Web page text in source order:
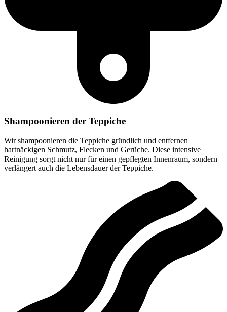
Shampoonieren der Teppiche
Wir shampoonieren die Teppiche gründlich und entfernen
hartnäckigen Schmutz, Flecken und Gerüche. Diese intensive
Reinigung sorgt nicht nur für einen gepflegten Innenraum, sondern
verlängert auch die Lebensdauer der Teppiche.